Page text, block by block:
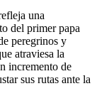
una
del primer papa
peregrinos y
atraviesa la
incremento de
sus rutas ante la